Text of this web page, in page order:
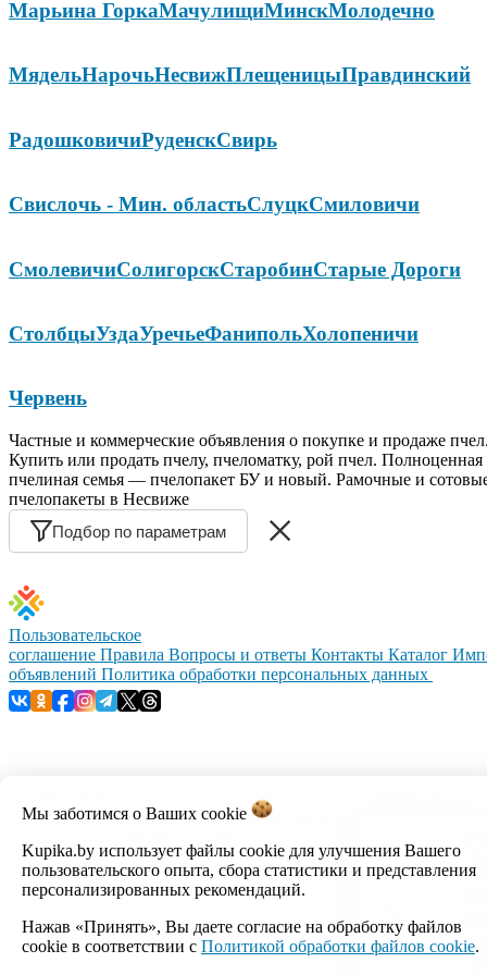
Марьина ГоркаМачулищиМинскМолодечно
МядельНарочьНесвижПлещеницыПравдинский
РадошковичиРуденскСвирь
Свислочь - Мин. областьСлуцкСмиловичи
СмолевичиСолигорскСтаробинСтарые Дороги
СтолбцыУздаУречьеФанипольХолопеничи
Червень
Частные и коммерческие объявления о покупке и продаже
Купить или продать пчелу, пчеломатку, рой пчел. Полноценная
пчелиная семья — пчелопакет БУ и новый. Рамочные и
пчелопакеты в Несвиже
Подбор по параметрам
Мы заботимся о Ваших cookie
Kupika.by использует файлы cookie для улучшения Вашего
пользовательского опыта, сбора статистики и представления
персонализированных рекомендаций.
Нажав «Принять», Вы даете согласие на обработку файлов
cookie в соответствии с Политикой обработки файлов cookie.
Пользовательское
соглашение Правила Вопросы и ответы Контакты Каталог
объявлений Политика обработки персональных данных
© 1999–2026, ООО «Открытый контакт». УНП 100008738.
Республика Беларусь, г.Минск, ул.Кальварийская, 17-518.
Настройка cookie